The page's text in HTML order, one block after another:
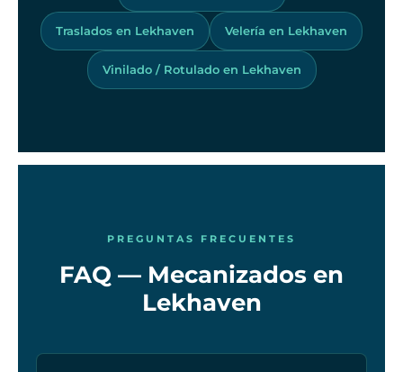
Traslados en Lekhaven Velería en Lekhaven
Vinilado / Rotulado en Lekhaven
PREGUNTAS FRECUENTES
FAQ — Mecanizados en
Lekhaven